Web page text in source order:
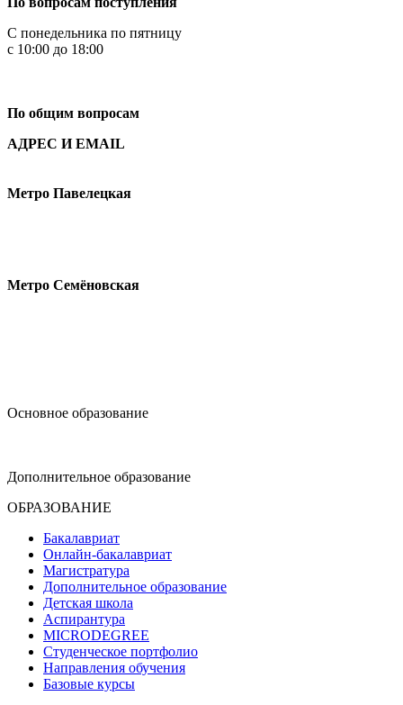
С понедельника по пятницу
с 10:00 до 18:00
По общим вопросам
АДРЕС И EMAIL
Метро Павелецкая
Метро Семёновская
Основное образование
Дополнительное образование
ОБРАЗОВАНИЕ
Бакалавриат
Онлайн-бакалавриат
Магистратура
Дополнительное образование
Детская школа
Аспирантура
MICRODEGREE
Студенческое портфолио
Направления обучения
Базовые курсы